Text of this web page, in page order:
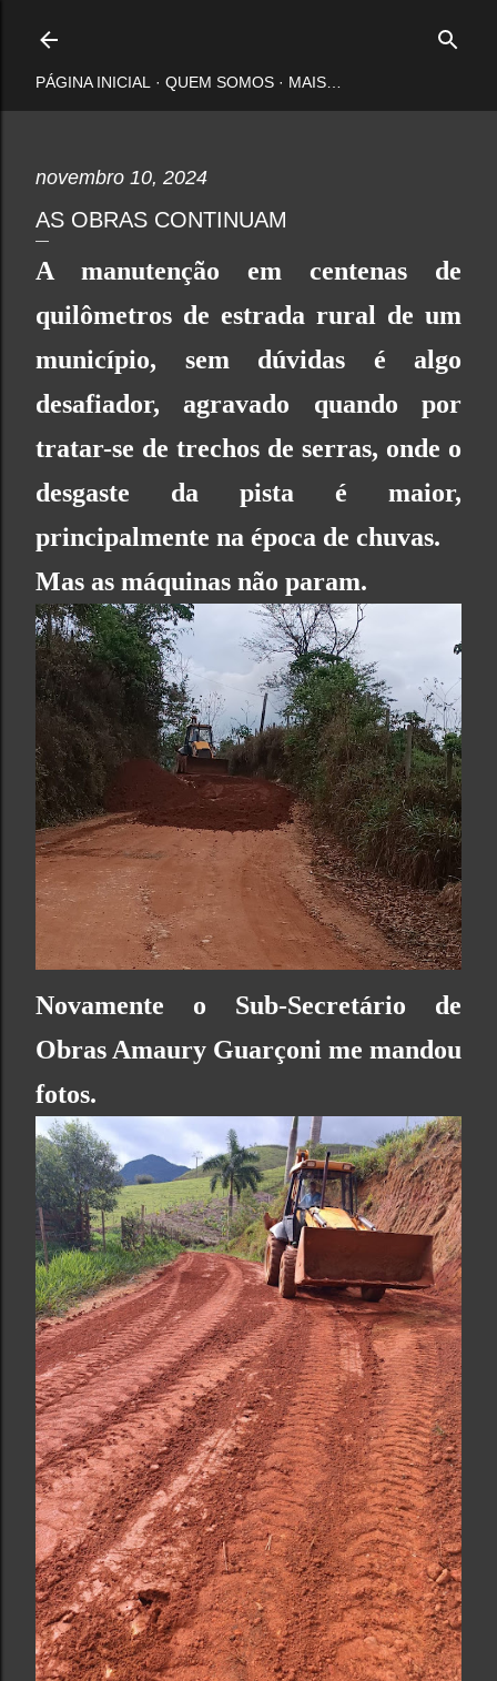
PÁGINA INICIAL QUEM SOMOS MAIS…
novembro 10, 2024
AS OBRAS CONTINUAM
A manutenção em centenas de
quilômetros de estrada rural de um
município, sem dúvidas é algo
desafiador, agravado quando por
tratar-se de trechos de serras, onde o
desgaste da pista é maior,
principalmente na época de chuvas.
Mas as máquinas não param.
Novamente o Sub-Secretário de
Obras Amaury Guarçoni me mandou
fotos.